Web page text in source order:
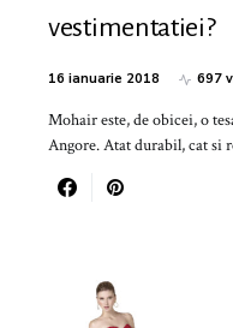
vestimentatiei?
16 ianuarie 2018 697
Mohair este, de obicei, o
Angore. Atat durabil, cat si